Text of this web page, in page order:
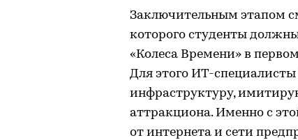
Заключительным этапом
которого студенты
«Колеса Времени» в
Для этого ИТ-
инфраструктуру,
аттракциона. Именно с
от интернета и сети